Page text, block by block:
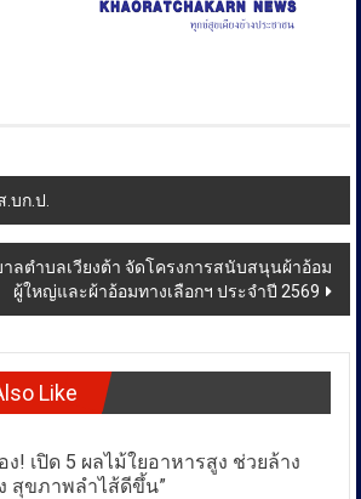
.บก.ป.
ลตำบลเวียงต้า จัดโครงการสนับสนุนผ้าอ้อม
ผู้ใหญ่และผ้าอ้อมทางเลือกฯ ประจำปี 2569
Like
ง! เปิด 5 ผลไม้ใยอาหารสูง ช่วยล้าง
สุขภาพลำไส้ดีขึ้น”